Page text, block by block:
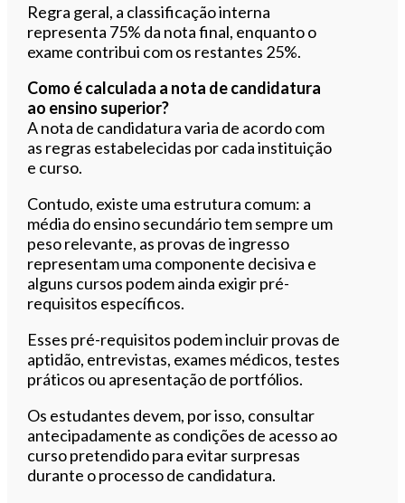
Regra geral, a classificação interna
representa 75% da nota final, enquanto o
exame contribui com os restantes 25%.
Como é calculada a nota de candidatura
ao ensino superior?
A nota de candidatura varia de acordo com
as regras estabelecidas por cada instituição
e curso.
Contudo, existe uma estrutura comum: a
média do ensino secundário tem sempre um
peso relevante, as provas de ingresso
representam uma componente decisiva e
alguns cursos podem ainda exigir pré-
requisitos específicos.
Esses pré-requisitos podem incluir provas de
aptidão, entrevistas, exames médicos, testes
práticos ou apresentação de portfólios.
Os estudantes devem, por isso, consultar
antecipadamente as condições de acesso ao
curso pretendido para evitar surpresas
durante o processo de candidatura.